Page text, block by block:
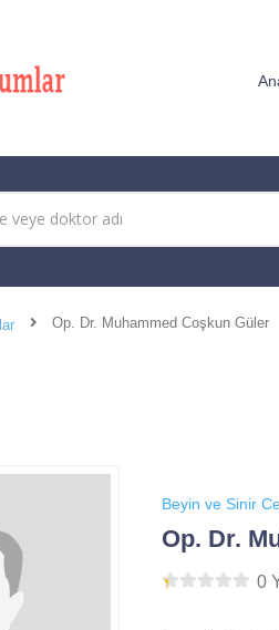
Op. Dr. Muhammed Coşkun Güler
Beyin ve Sinir
Op. Dr.
0